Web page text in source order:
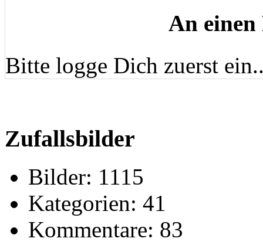
An einen
Bitte logge Dich zuerst
Zufallsbilder
Bilder: 1115
Kategorien: 41
Kommentare: 83